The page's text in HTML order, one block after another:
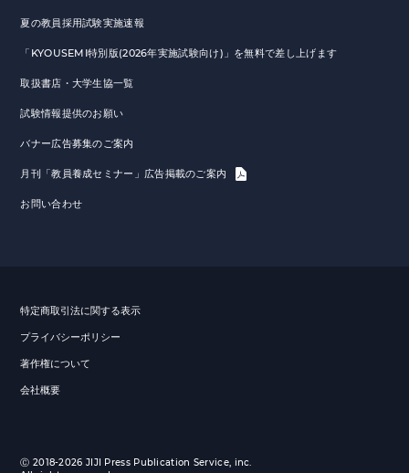
夏の教員採用試験実施速報
「KYOUSEMI特別版(2026年実施試験向け)」を無料で差し上げます
取扱書店・大学生協一覧
試験情報提供のお願い
バナー広告募集のご案内
月刊「教員養成セミナー」広告掲載のご案内
お問い合わせ
特定商取引法に関する表示
プライバシーポリシー
著作権について
会社概要
Ⓒ 2018-2026 JIJI Press Publication Service, inc.